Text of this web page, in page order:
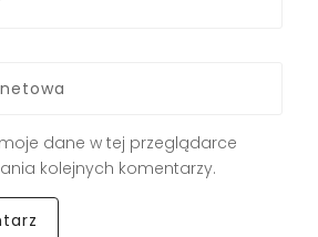
dane w tej przeglądarce
kolejnych komentarzy.